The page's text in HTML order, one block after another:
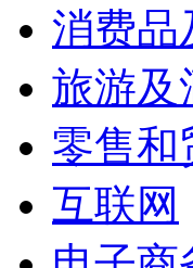
消费品
旅游及
零售和
互联网